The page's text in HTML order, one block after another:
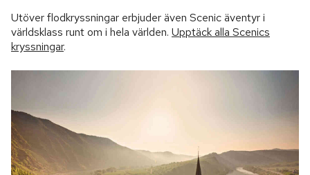
Utöver flodkryssningar erbjuder även Scenic äventyr i
världsklass runt om i hela världen. Upptäck alla Scenics
kryssningar.